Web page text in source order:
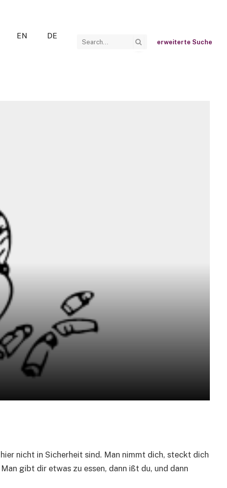
EN DE
erweiterte Suche
nicht in Sicherheit sind. Man nimmt dich, steckt dich
gibt dir etwas zu essen, dann ißt du, und dann